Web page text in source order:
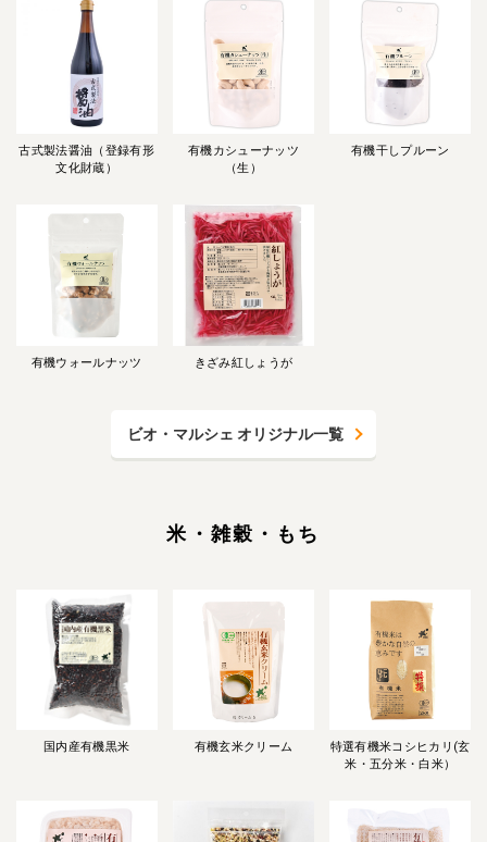
古式製法醤油（登録有形
文化財蔵）
有機カシューナッツ
（生）
有機干しプルーン
有機ウォールナッツ きざみ紅しょうが
ビオ・マルシェ オリジナル一覧
米・雑穀・もち
国内産有機黒米 有機玄米クリーム
特選有機米コシヒカリ(玄
米・五分米・白米）